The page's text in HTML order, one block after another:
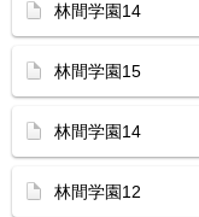
林間学園14
林間学園15
林間学園14
林間学園12